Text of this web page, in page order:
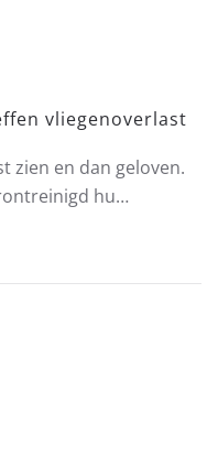
vliegenoverlast
zien en dan geloven.​
hu…